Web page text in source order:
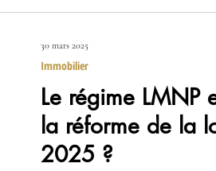
Le régime LMNP
la réforme de la
2025 ?
Immobilier
30 mars 2025